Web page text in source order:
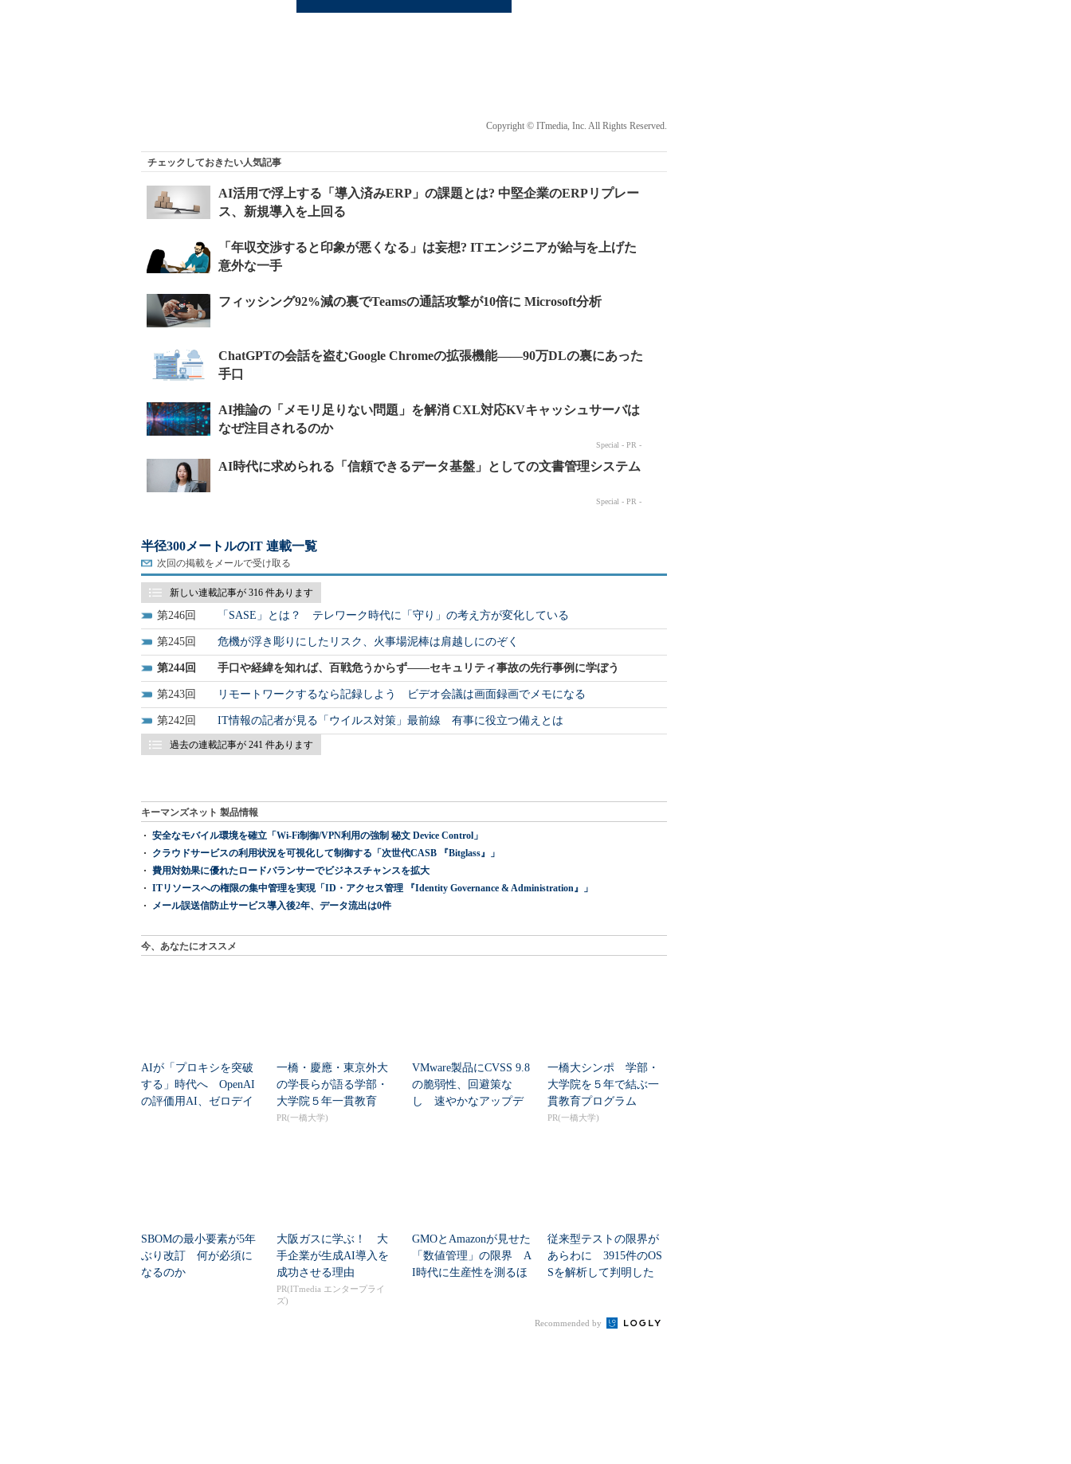
Copyright © ITmedia, Inc. All Rights Reserved.
チェックしておきたい人気記事
半径300メートルのIT 連載一覧
次回の掲載をメールで受け取る
新しい連載記事が 316 件あります
246 「SASE」とは？ テレワーク時代に「守り」の考え方が変化している
245 危機が浮き彫りにしたリスク、火事場泥棒は肩越しにのぞく
244 手口や経緯を知れば、百戦危うからず――セキュリティ事故の先行事例に学ぼう
243 リモートワークするなら記録しよう ビデオ会議は画面録画でメモになる
242 IT情報の記者が見る「ウイルス対策」最前線 有事に役立つ備えとは
過去の連載記事が 241 件あります
キーマンズネット 製品情報
安全なモバイル環境を確立「Wi-Fi制御/VPN利用の強制 秘文 Device Control」
クラウドサービスの利用状況を可視化して制御する「次世代CASB 『Bitglass』」
費用対効果に優れたロードバランサーでビジネスチャンスを拡大
ITリソースへの権限の集中管理を実現「ID・アクセス管理 『Identity Governance & Administration』」
メール誤送信防止サービス導入後2年、データ流出は0件
今、あなたにオススメ
AIが「プロキシを突破
する」時代へ OpenAI
の評価用AI、ゼロデイ
一橋・慶應・東京外大
の学長らが語る学部・
大学院５年一貫教育
PR(一橋大学)
VMware製品にCVSS 9.8
の脆弱性、回避策な
し 速やかなアップデ
一橋大シンポ 学部・
大学院を５年で結ぶ一
貫教育プログラム
PR(一橋大学)
SBOMの最小要素が5年
ぶり改訂 何が必須に
なるのか
大阪ガスに学ぶ！ 大
手企業が生成AI導入を
成功させる理由
PR(ITmedia エンタープライ
ズ)
GMOとAmazonが見せた
「数値管理」の限界 A
I時代に生産性を測るほ
従来型テストの限界が
あらわに 3915件のOS
Sを解析して判明した
Recommended by